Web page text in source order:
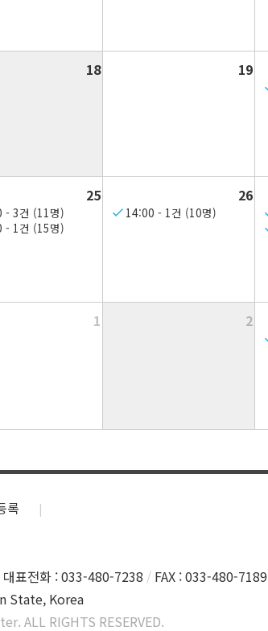
18 19
25 26
- 3건 (11명) 14:00 - 1건 (10명)
- 1건 (15명)
1 2
록
대표전화 : 033-480-7238
FAX : 033-480-7189
State, Korea
ALL RIGHTS RESERVED.